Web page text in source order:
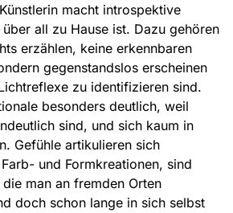
macht introspektive
all zu Hause ist. Dazu gehören
erzählen, keine erkennbaren
gegenstandslos erscheinen
zu identifizieren sind.
besonders deutlich, weil
sind, und sich kaum in
Gefühle artikulieren sich
und Formkreationen, sind
man an fremden Orten
doch schon lange in sich selbst